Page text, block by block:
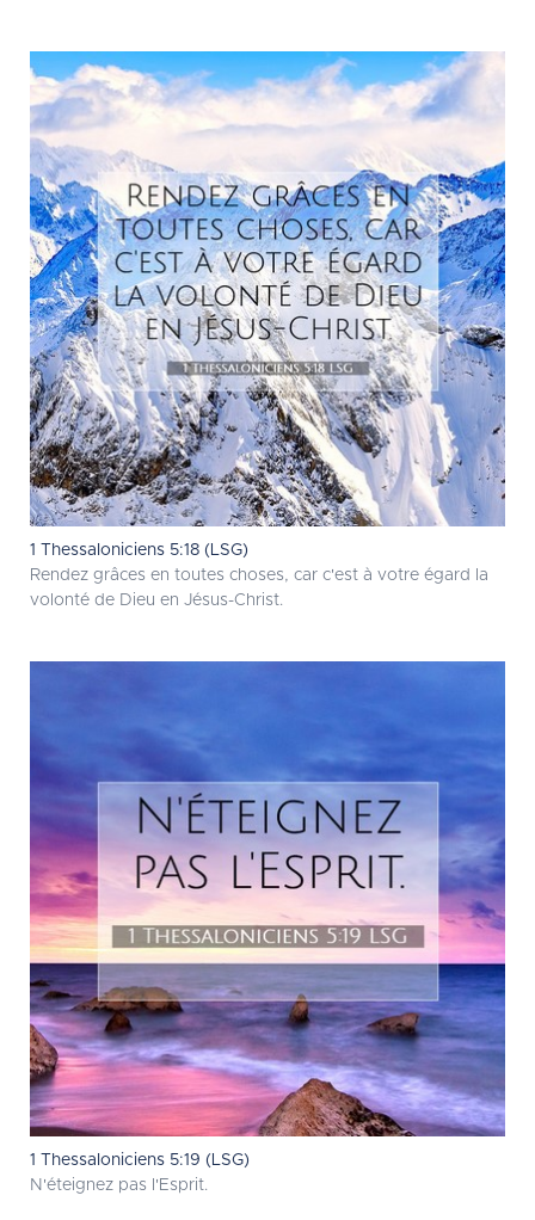
1 Thessaloniciens 5:18 (LSG)
Rendez grâces en toutes choses, car c'est à votre égard la
volonté de Dieu en Jésus-Christ.
1 Thessaloniciens 5:19 (LSG)
N'éteignez pas l'Esprit.